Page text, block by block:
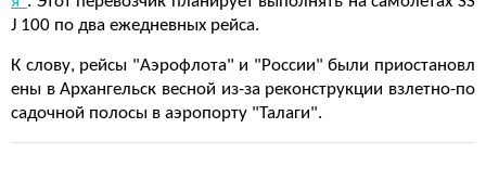
J 100 по два ежедневных рейса.
К слову, рейсы "Аэрофлота" и "России" были приостановл
ены в Архангельск весной из-за реконструкции взлетно-по
садочной полосы в аэропорту "Талаги".